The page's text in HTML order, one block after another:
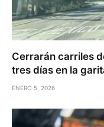
Cerrarán carriles
tres días en la
ENERO 5, 2026